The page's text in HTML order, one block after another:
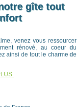
gîte tout
venez vous ressourcer
rénové, au coeur du
ainsi de tout le charme de
LUS